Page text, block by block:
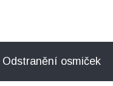
Odstranění osmiček